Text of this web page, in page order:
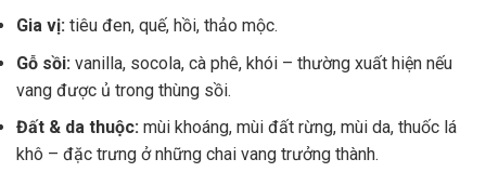
Gia vị: tiêu đen, quế, hồi, thảo mộc.
Gỗ sồi: vanilla, socola, cà phê, khói – thường xuất hiện nếu
vang được ủ trong thùng sồi.
Đất & da thuộc: mùi khoáng, mùi đất rừng, mùi da, thuốc lá
khô – đặc trưng ở những chai vang trưởng thành.